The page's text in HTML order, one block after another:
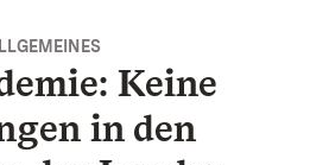
Keine
in den